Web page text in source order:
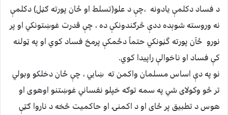
د فساد دکلمې يادونه ،چې د علو(تسلط او ځان پورته ګڼل) دکلمې
نه وروسته شوېده ددې څرګندونکې ده ، چې قدرت غوښتونکي او پر
نورو ځآن پورته گڼونکي حتماً دځمکې پرمخ فساد کوي او په ټولنه
کې فساد او ناخوالې راپيدا کوي.
نو په دې اساس مسلمان واکمن ته ښايي ، چې ځان دخلکو وبولي
تر څو وکولاى شي په سمه توګه خپلو نفساني غوښتنو اوهوى او
هوس د تطبيق پر ځاى او د اکمنۍ او حاکميت څخه د ناروا ګټې